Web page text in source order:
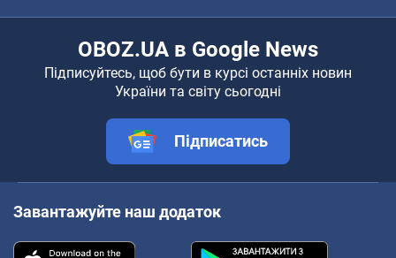
OBOZ.UA в Google News
Підписуйтесь, щоб бути в курсі останніх новин
України та світу сьогодні
Підписатись
Завантажуйте наш додаток